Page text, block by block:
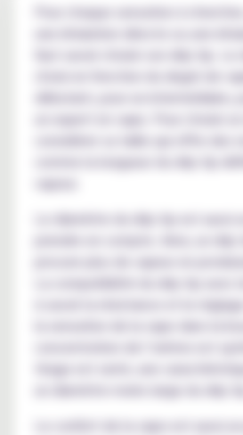
Pour chaque sensation à
choisi en fonction du degré de
débutant, pour un intermédiaire,
un expert en vape. Pour choisir
comme la longueur du drip tip
vapeur.
Le diamètre du drip tip est aussi
prendre en compte. Ainsi, un
procure plus de vapeur en
à savoir la résistance et le
la sensation de la vape dans la
concentration de l’arôme est
tirage est serré, une
un diamètre moins large du drip tip.
Le confort de la vape est aussi un